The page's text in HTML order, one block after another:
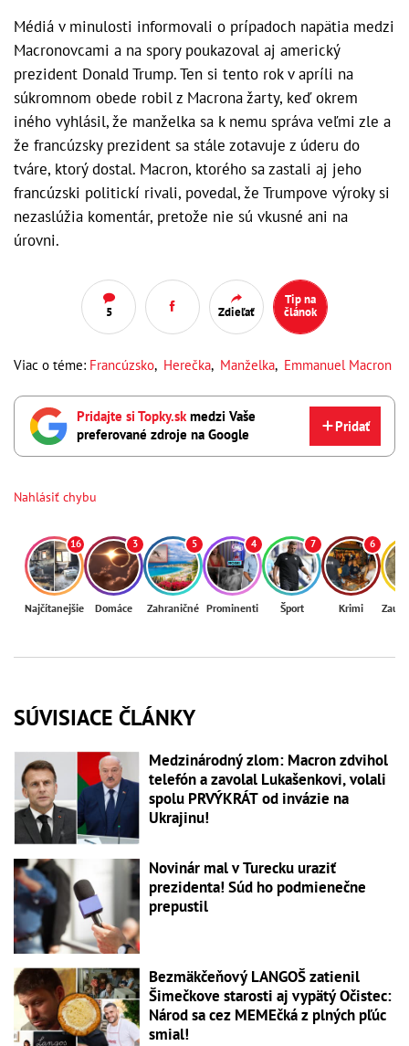
Médiá v minulosti informovali o prípadoch napätia medzi
Macronovcami a na spory poukazoval aj americký
prezident Donald Trump. Ten si tento rok v apríli na
súkromnom obede robil z Macrona žarty, keď okrem
iného vyhlásil, že manželka sa k nemu správa veľmi zle a
že francúzsky prezident sa stále zotavuje z úderu do
tváre, ktorý dostal. Macron, ktorého sa zastali aj jeho
francúzski politickí rivali, povedal, že Trumpove výroky si
nezaslúžia komentár, pretože nie sú vkusné ani na
úrovni.
5 Zdieľať
Tip na
článok
Viac o téme: Francúzsko, Herečka, Manželka, Emmanuel Macron
Pridajte si Topky.skmedzi Vaše
preferované zdroje na Google
Pridať
Nahlásiť chybu
16
Najčítanejšie
3
Domáce
5
Zahraničné
4
Prominenti
7
Šport
6
Krimi
SÚVISIACE ČLÁNKY
Medzinárodný zlom: Macron zdvihol
telefón a zavolal Lukašenkovi, volali
spolu PRVÝKRÁT od invázie na
Ukrajinu!
Novinár mal v Turecku uraziť
prezidenta! Súd ho podmienečne
prepustil
Bezmäkčeňový LANGOŠ zatienil
Šimečkove starosti aj vypätý Očistec:
Národ sa cez MEMEčká z plných pľúc
smial!